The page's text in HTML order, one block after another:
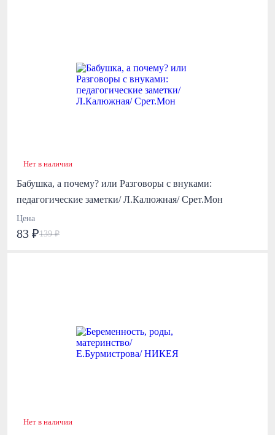
Нет в наличии
Бабушка, а почему? или Разговоры с внуками:
педагогические заметки/ Л.Калюжная/ Срет.Мон
Цена
83 ₽139 ₽
Нет в наличии